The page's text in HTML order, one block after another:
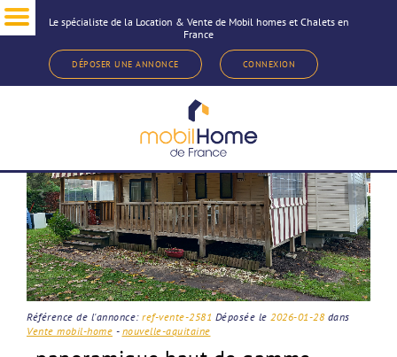
Le spécialiste de la Location & Vente de Mobil homes et Chalets en
France
DÉPOSER UNE ANNONCE CONNEXION
< Revenir à la sélection d'annonce
Référence de l'annonce: ref-vente-2581 Déposée le 2026-01-28dans
Vente mobil-home - nouvelle-aquitaine